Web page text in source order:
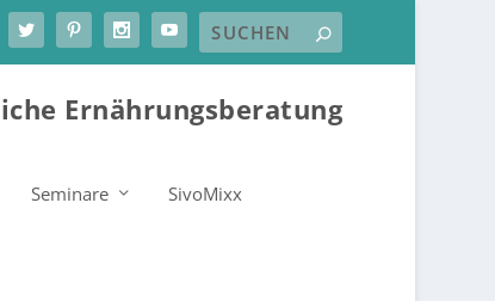
Ernährungsberatung
Seminare SivoMixx